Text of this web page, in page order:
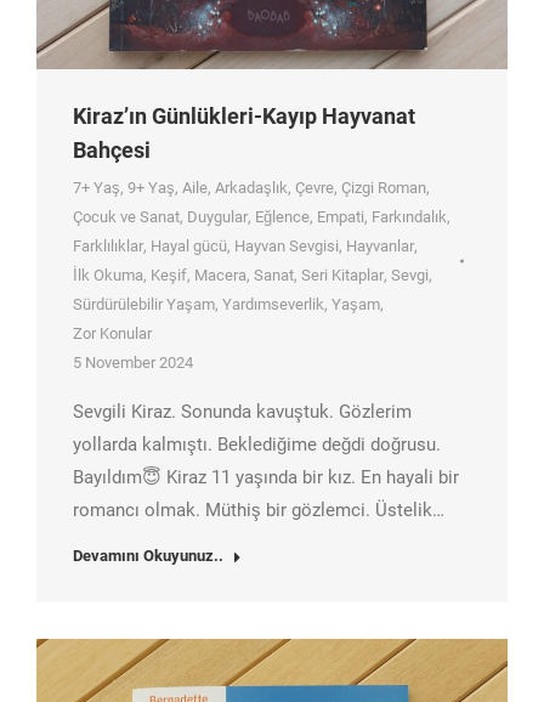
Kiraz’ın Günlükleri-Kayıp Hayvanat
Bahçesi
7+ Yaş, 9+ Yaş, Aile, Arkadaşlık, Çevre, Çizgi Roman,
Çocuk ve Sanat, Duygular, Eğlence, Empati, Farkındalık,
Farklılıklar, Hayal gücü, Hayvan Sevgisi, Hayvanlar,
İlk Okuma, Keşif, Macera, Sanat, Seri Kitaplar, Sevgi,
Sürdürülebilir Yaşam, Yardımseverlik, Yaşam,
Zor Konular
5 November 2024
Sevgili Kiraz. Sonunda kavuştuk. Gözlerim
yollarda kalmıştı. Beklediğime değdi doğrusu.
Bayıldım😇 Kiraz 11 yaşında bir kız. En hayali bir
romancı olmak. Müthiş bir gözlemci. Üstelik…
Devamını Okuyunuz..